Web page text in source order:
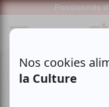
Passionnés